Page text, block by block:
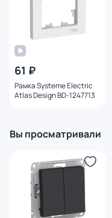
61 ₽
Рамка Systeme Electric
Atlas Design BD-1247713
Вы просматривали